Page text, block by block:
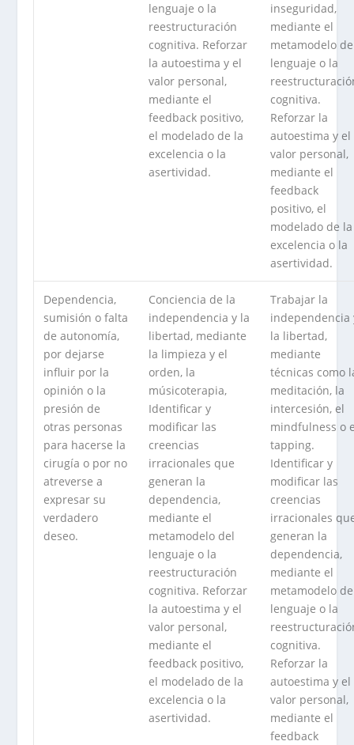
lenguaje o la
reestructuración
cognitiva. Reforzar
la autoestima y el
valor personal,
mediante el
feedback positivo,
el modelado de la
excelencia o la
asertividad.
inseguridad,
mediante el
metamodelo
lenguaje o la
cognitiva.
Reforzar la
autoestima y el
valor personal,
mediante el
feedback
positivo, el
modelado de la
excelencia o la
asertividad.
Dependencia,
sumisión o falta
de autonomía,
por dejarse
influir por la
opinión o la
presión de
otras personas
para hacerse la
cirugía o por no
atreverse a
expresar su
verdadero
deseo.
Conciencia de la
independencia y la
libertad, mediante
la limpieza y el
orden, la
músicoterapia,
Identificar y
modificar las
creencias
irracionales que
generan la
dependencia,
mediante el
metamodelo del
lenguaje o la
reestructuración
cognitiva. Reforzar
la autoestima y el
valor personal,
mediante el
feedback positivo,
el modelado de la
excelencia o la
asertividad.
Trabajar la
independencia
la libertad,
mediante
técnicas como
meditación, la
intercesión, el
mindfulness o
tapping.
Identificar y
modificar las
creencias
irracionales
generan la
dependencia,
mediante el
metamodelo
lenguaje o la
cognitiva.
Reforzar la
autoestima y el
valor personal,
mediante el
feedback